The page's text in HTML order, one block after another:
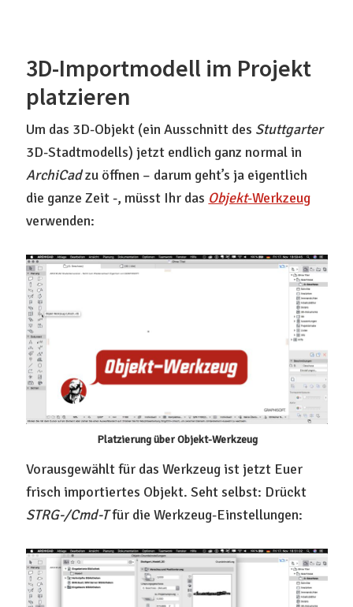
3D-Importmodell im Projekt
platzieren
Um das 3D-Objekt (ein Ausschnitt des Stuttgarter
3D-Stadtmodells) jetzt endlich ganz normal in
ArchiCadzu öffnen – darum geht’s ja eigentlich
die ganze Zeit -, müsst Ihr das Objekt-Werkzeug
verwenden:
Platzierung über Objekt-Werkzeug
Vorausgewählt für das Werkzeug ist jetzt Euer
frisch importiertes Objekt. Seht selbst: Drückt
STRG-/Cmd-Tfür die Werkzeug-Einstellungen: